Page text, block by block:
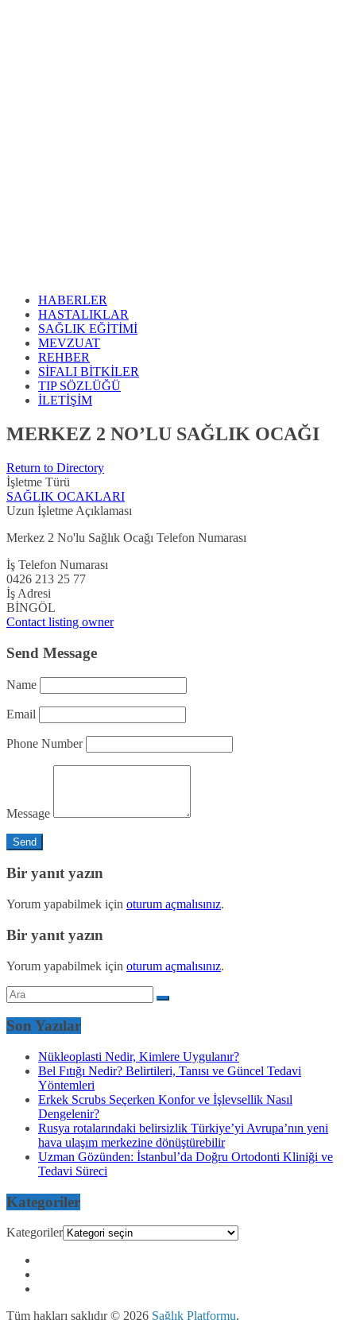
HABERLER
HASTALIKLAR
SAĞLIK EĞİTİMİ
MEVZUAT
REHBER
SİFALI BİTKİLER
TIP SÖZLÜĞÜ
İLETİŞİM
MERKEZ 2 NO’LU SAĞLIK OCAĞI
Return to Directory
İşletme Türü
SAĞLIK OCAKLARI
Uzun İşletme Açıklaması
Merkez 2 No'lu Sağlık Ocağı Telefon Numarası
İş Telefon Numarası
0426 213 25 77
İş Adresi
BİNGÖL
Contact listing owner
Send Message
Name
Email
Phone Number
Message
Bir yanıt yazın
Yorum yapabilmek için oturum açmalısınız.
Bir yanıt yazın
Yorum yapabilmek için oturum açmalısınız.
Son Yazılar
Nükleoplasti Nedir, Kimlere Uygulanır?
Bel Fıtığı Nedir? Belirtileri, Tanısı ve Güncel Tedavi
Yöntemleri
Erkek Scrubs Seçerken Konfor ve İşlevsellik Nasıl
Dengelenir?
Rusya rotalarındaki belirsizlik Türkiye’yi Avrupa’nın yeni
hava ulaşım merkezine dönüştürebilir
Uzman Gözünden: İstanbul’da Doğru Ortodonti Kliniği ve
Tedavi Süreci
Kategoriler
Kategoriler
Tüm hakları saklıdır © 2026 Sağlık Platformu.